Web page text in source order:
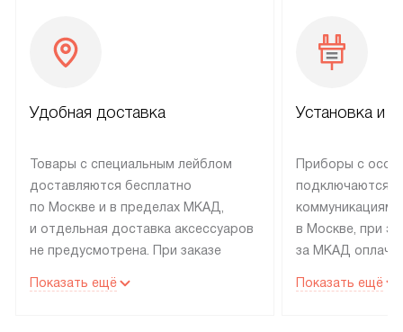
Удобная доставка
Товары с специальным лейблом
доставляются бесплатно
по Москве и в пределах МКАД,
и отдельная доставка аксессуаров
не предусмотрена. При заказе
рекомендуем обсудить
Показать ещё
Установка и
Приборы с
подключаются к
коммуникациям
в Москве, при
за МКАД
партнера
Показать ещё